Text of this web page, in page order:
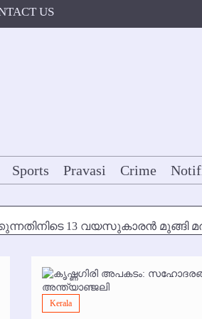
US
Sports Pravasi Crime
13 വയസുകാരന്‍ മുങ്ങി
മുതല്‍
ഇല്ല
Kerala